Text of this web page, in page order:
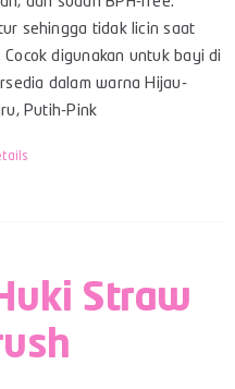
sehingga tidak licin saat
digunakan untuk bayi di
dalam warna Hijau-
Putih-Pink
Straw